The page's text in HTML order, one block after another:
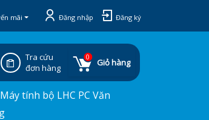
mãi Đăng nhập Đăng ký
Tra cứu
đơn hàng
0
Giỏ hàng
Máy tính bộ LHC PC Văn